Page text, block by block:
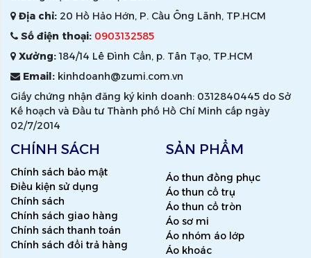
Địa chỉ: 20 Hồ Hảo Hớn, P. Cầu Ông Lãnh, TP.HCM
Số điện thoại: 0903132585
Xưởng:184/14 Lê Đình Cẩn, p. Tân Tạo, TP.HCM
Email: kinhdoanh@zumi.com.vn
Giấy chứng nhận đăng ký kinh doanh: 0312840445 do Sở
Kế hoạch và Đầu tư Thành phố Hồ Chí Minh cấp ngày
02/7/2014
CHÍNH SÁCH
Chính sách bảo mật
Điều kiện sử dụng
Chính sách
Chính sách giao hàng
Chính sách thanh toán
Chính sách đổi trả hàng
SẢN PHẨM
Áo thun đồng phục
Áo thun cổ trụ
Áo thun cổ tròn
Áo sơ mi
Áo nhóm áo lớp
Áo khoác